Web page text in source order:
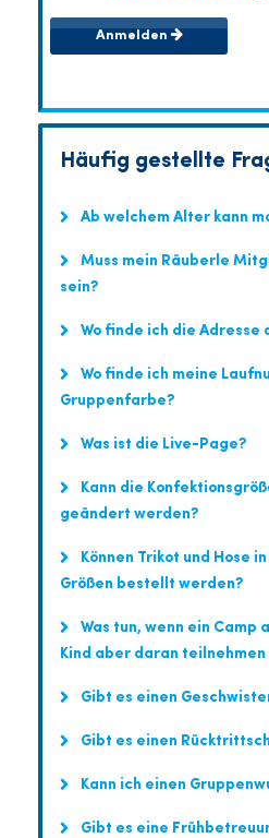
Anmelden
Häufig gestellte
Ab welchem Alter kann
Muss mein Räuberle
sein?
Wo finde ich die Adresse
Wo finde ich meine
Gruppenfarbe?
Was ist die Live-Page?
Kann die
geändert werden?
Können Trikot und Hose
Größen bestellt werden?
Was tun, wenn ein Camp
Kind aber daran teilnehmen
Gibt es einen
Gibt es einen
Kann ich einen
Gibt es eine